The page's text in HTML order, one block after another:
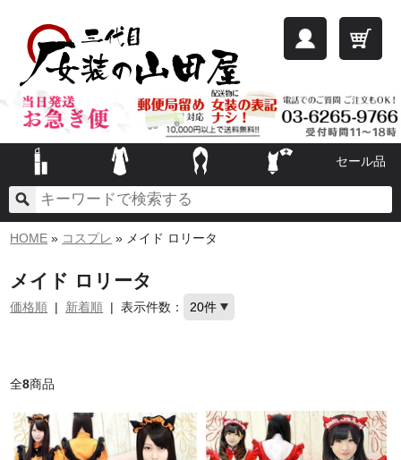
セール品
HOME » コスプレ » メイド ロリータ
メイド ロリータ
価格順 | 新着順 |表示件数：
全8商品